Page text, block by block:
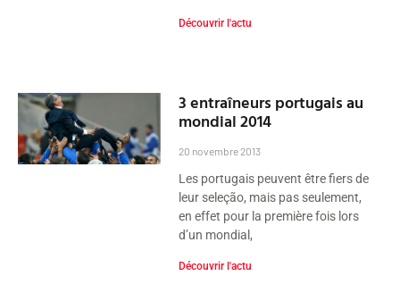
Découvrir l'actu
3 entraîneurs portugais au
mondial 2014
20 novembre 2013
Les portugais peuvent être fiers de
leur seleção, mais pas seulement,
en effet pour la première fois lors
d’un mondial,
Découvrir l'actu